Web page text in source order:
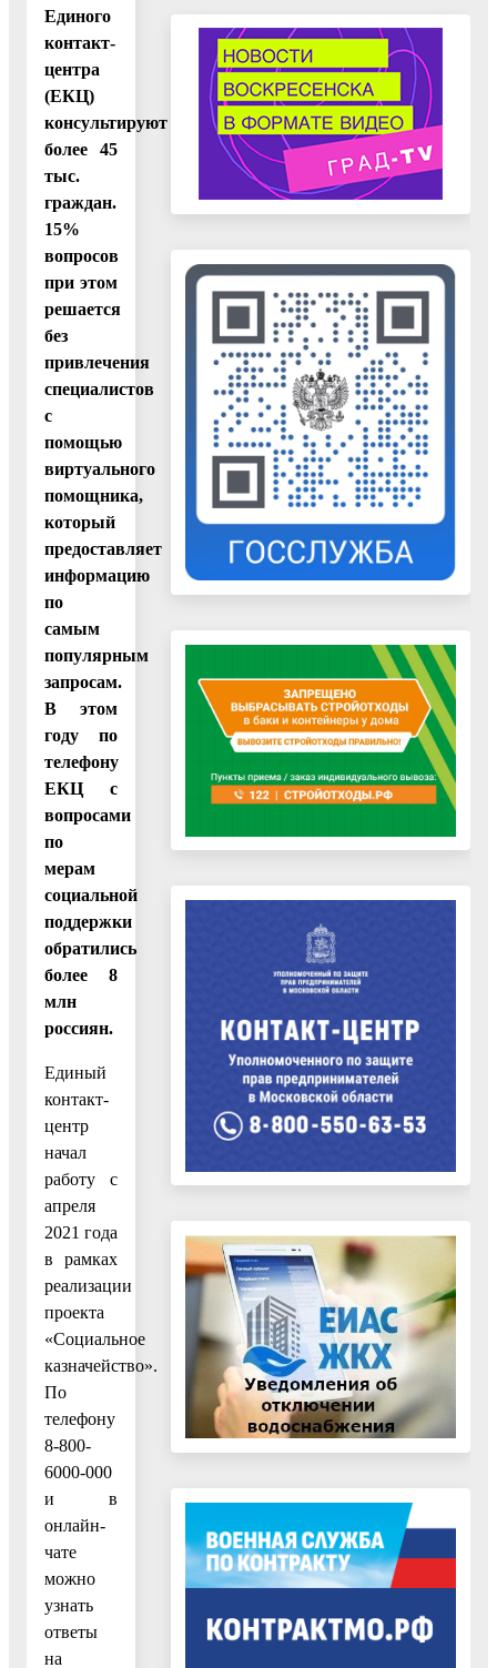
Единого
контакт-
центра
(ЕКЦ)
консультируют
более 45
тыс.
граждан.
15%
вопросов
при этом
решается
без
привлечения
специалистов
с
помощью
виртуального
помощника,
который
предоставляет
информацию
по
самым
популярным
запросам.
В этом
году по
телефону
ЕКЦ с
вопросами
по
мерам
социальной
поддержки
обратились
более 8
млн
россиян.
Единый
контакт-
центр
начал
работу с
апреля
2021 года
в рамках
реализации
проекта
«Социальное
казначейство».
По
телефону
8-800-
6000-000
и в
онлайн-
чате
можно
узнать
ответы
на